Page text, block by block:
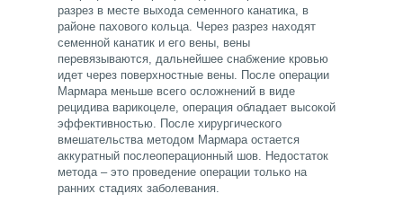
разрез в месте выхода семенного канатика, в
районе пахового кольца. Через разрез находят
семенной канатик и его вены, вены
перевязываются, дальнейшее снабжение кровью
идет через поверхностные вены. После операции
Мармара меньше всего осложнений в виде
рецидива варикоцеле, операция обладает высокой
эффективностью. После хирургического
вмешательства методом Мармара остается
аккуратный послеоперационный шов. Недостаток
метода – это проведение операции только на
ранних стадиях заболевания.